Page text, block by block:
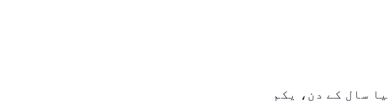
سال کے دن، یکم